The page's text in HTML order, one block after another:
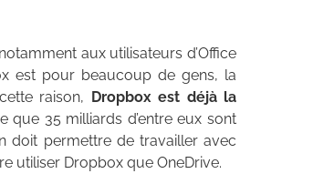
aux utilisateurs d’Office
est pour beaucoup de gens, la
raison,
Dropbox est déjà la
que 35 milliards d’entre eux sont
doit permettre de travailler avec
utiliser Dropbox que OneDrive.